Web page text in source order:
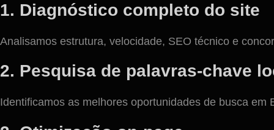
1. Diagnóstico completo do site
Analisamos estrutura, velocidade, SEO técnico e
2. Pesquisa de palavras-chave
Identificamos as melhores oportunidades de busca em